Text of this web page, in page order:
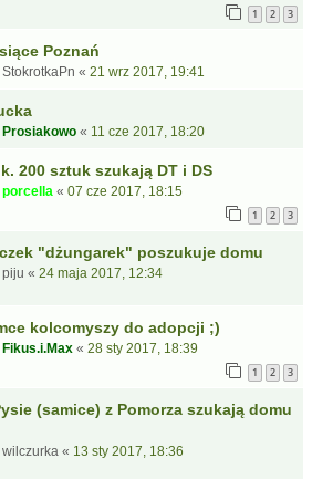
1 2 3
Poznań
StokrotkaPn « 21 wrz 2017, 19:41
Prosiakowo « 11 cze 2017, 18:20
200 sztuk szukają DT i DS
porcella « 07 cze 2017, 18:15
1 2 3
"dżungarek" poszukuje domu
piju « 24 maja 2017, 12:34
kolcomyszy do adopcji ;)
Fikus.i.Max « 28 sty 2017, 18:39
1 2 3
(samice) z Pomorza szukają domu
wilczurka « 13 sty 2017, 18:36